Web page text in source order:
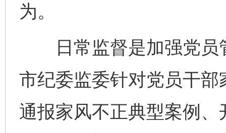
为。
日常监督是加强党员
市纪委监委针对党员干
通报家风不正典型案例